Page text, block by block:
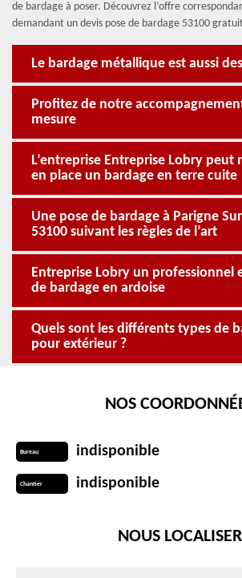
de bardage à poser. Découvrez l’offre
demandant un devis pose de bardage 53100
Le bardage métallique est aussi
Profitez de notre
mesure
L’entreprise Entreprise Lobry peut
en place un bardage en terre cuite
Une pose de bardage à Parigne
53100 suivant les règles de l’art
Entreprise Lobry un professionnel
de bardage en ardoise
Quels sont les différents types de
pour extérieur ?
NOS
Bureau indisponible
Chantier indisponible
NOUS LOCALISER